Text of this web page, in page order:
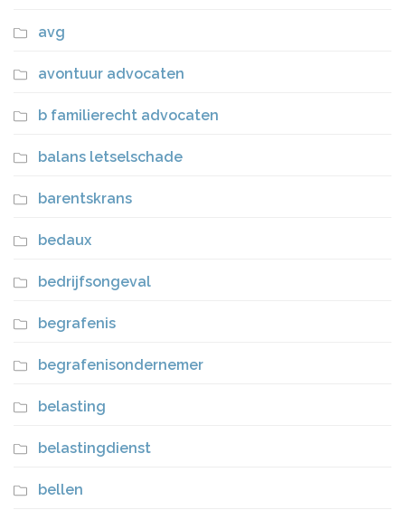
avg
avontuur advocaten
b familierecht advocaten
balans letselschade
barentskrans
bedaux
bedrijfsongeval
begrafenis
begrafenisondernemer
belasting
belastingdienst
bellen